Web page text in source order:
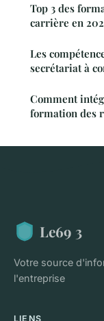
Top 3 des
carrière en
Les
secrétariat à
Comment
formation des
Le69 3
Votre source
l'entreprise
LIENS